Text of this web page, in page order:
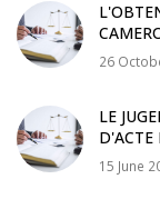
26
LE
D'ACTE
15 June